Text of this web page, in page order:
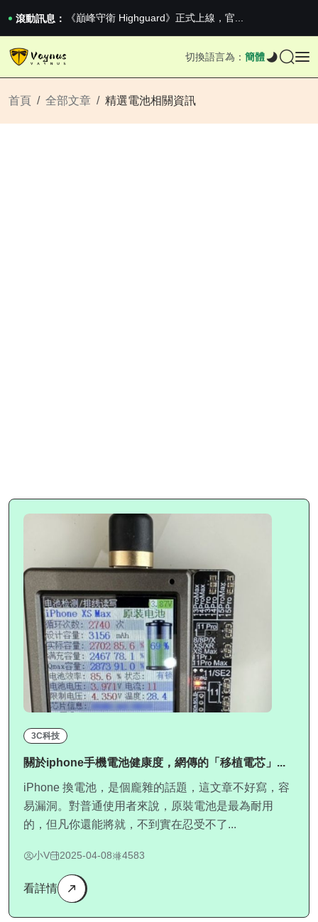
滾動訊息：
《巔峰守衛 Highguard》正式上線，官...
男生找物件最重要的是什麼？太真實了
2026澳網男單收官：全滿貫對上全滿亞，德約...
切換語言為： 簡體
首頁 全部文章 精選電池相關資訊
3C科技
關於iphone手機電池健康度，網傳的「移植電芯」...
iPhone 換電池，是個龐雜的話題，這文章不好寫，容
易漏洞。對普通使用者來說，原裝電池是最為耐用
的，但凡你還能將就，不到實在忍受不了...
小V 2025-04-08 4583
看詳情